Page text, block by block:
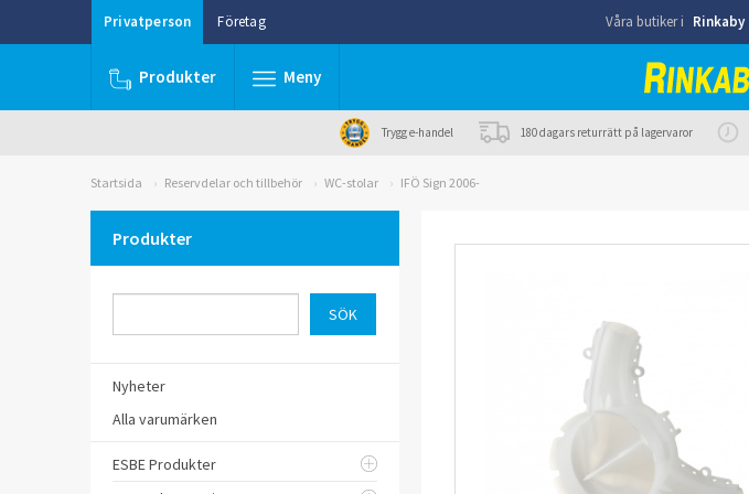
Privatperson Företag Våra butiker i Rinkaby
Produkter Meny
Trygg e-handel 180 dagars returrätt på lagervaror
Startsida Reservdelar och tillbehör WC-stolar IFÖ Sign 2006-
Produkter
Nyheter
Alla varumärken
ESBE Produkter